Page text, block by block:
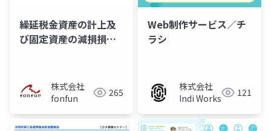
繰延税金資産の計上及
び固定資産の減損損失
株式会社
fonfun
265
Web制作サービス／チ
ラシ
株式会社
Indi Works
121